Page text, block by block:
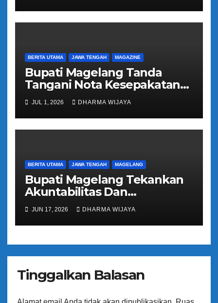
BERITA UTAMA JAWA TENGAH MAGAZINE
Bupati Magelang Tanda
Tangani Nota Kesepakatan
Pengalihan Pelayanan
Regident Di Kecamatan
Bandongan
JUL 1, 2026 DHARMA WIJAYA
BERITA UTAMA JAWA TENGAH MAGELANG
Bupati Magelang Tekankan
Akuntabilitas Dan
Tranparansi Pengelolaan
Bantuan Keuangan Parpol
JUN 17, 2026 DHARMA WIJAYA
Tinggalkan Balasan